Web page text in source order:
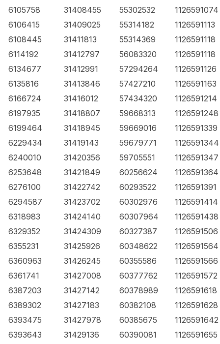
6105758 31408455 55302532
1126591074
6106415
31409025 55314182
1126591113
6108445
31411813 55314369
1126591118
6114192
31412797 56083320
1126591118
6134677
31412991 57294264
1126591126
6135816
31413846 57427210
1126591163
6166724
31416012 57434320
1126591214
6197935
31418807 59668313
1126591248
6199464
31418945 59669016
1126591339
6229434
31419143 59679771
1126591344
6240010
31420356 59705551
1126591347
6253648
31421849 60256624
1126591364
6276100
31422742 60293522
1126591391
6294587
31423702 60302976
1126591414
6318983
31424140 60307964
1126591438
6329352
31424309 60327387
1126591506
6355231
31425926 60348622
1126591564
6360963
31426245 60355586
1126591566
6361741
31427008 60377762
1126591572
6387203
31427142 60378989
1126591618
6389302
31427183 60382108
1126591628
6393475
31427978 60385675
1126591642
6393643
31429136 60390081
1126591655